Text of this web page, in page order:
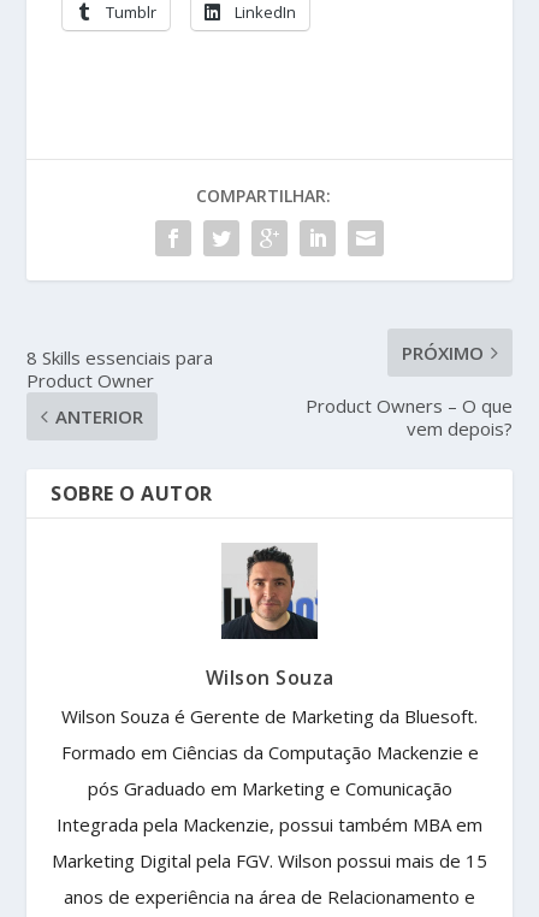
Tumblr LinkedIn
COMPARTILHAR:
8 Skills essenciais para
Product Owner
ANTERIOR
PRÓXIMO
Product Owners – O que
vem depois?
SOBRE O AUTOR
Wilson Souza
Wilson Souza é Gerente de Marketing da Bluesoft.
Formado em Ciências da Computação Mackenzie e
pós Graduado em Marketing e Comunicação
Integrada pela Mackenzie, possui também MBA em
Marketing Digital pela FGV. Wilson possui mais de 15
anos de experiência na área de Relacionamento e